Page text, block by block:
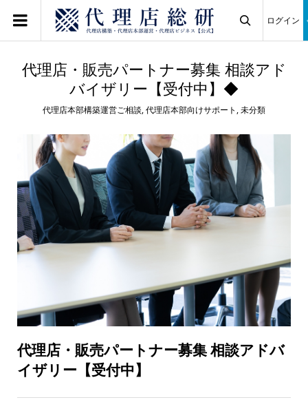

ログイン
代理店・販売パートナー募集 相談アド
バイザリー【受付中】◆
代理店本部構築運営ご相談,代理店本部向けサポート ,未分類
代理店・販売パートナー募集 相談アドバ
イザリー【受付中】